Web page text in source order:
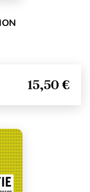
15,50 €